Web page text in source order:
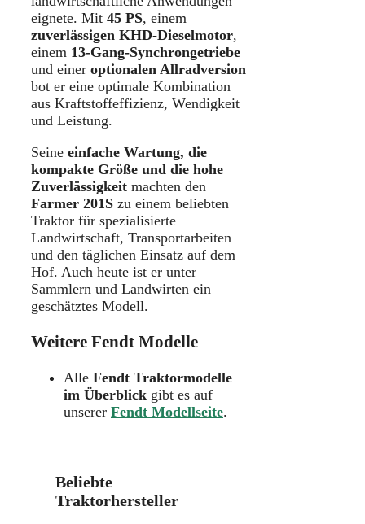
eignete. Mit 45 PS, einem
zuverlässigen KHD-Dieselmotor,
einem 13-Gang-Synchrongetriebe
und einer optionalen Allradversion
bot er eine optimale Kombination
aus Kraftstoffeffizienz, Wendigkeit
und Leistung.
Seine einfache Wartung, die
kompakte Größe und die hohe
Zuverlässigkeit machten den
Farmer 201S zu einem beliebten
Traktor für spezialisierte
Landwirtschaft, Transportarbeiten
und den täglichen Einsatz auf dem
Hof. Auch heute ist er unter
Sammlern und Landwirten ein
geschätztes Modell.
Weitere Fendt Modelle
Alle Fendt Traktormodelle
im Überblick gibt es auf
unserer Fendt Modellseite.
Beliebte
Traktorhersteller